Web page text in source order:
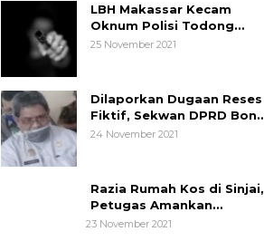
LBH Makassar Kecam
Oknum Polisi Todong
Senjata Api ke Anak, Minta
25 November 2021
Dilaporkan Dugaan Reses
Fiktif, Sekwan DPRD Bone
Siap Berikan Data
24 November 2021
Razia Rumah Kos di Sinjai,
Petugas Amankan
Sepasang Mahasiswa,
23 November 2021